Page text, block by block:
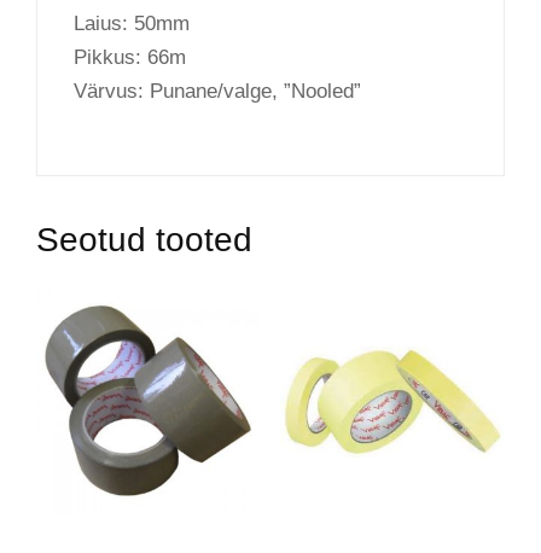
Laius: 50mm
Pikkus: 66m
Värvus: Punane/valge, ”Nooled”
Seotud tooted